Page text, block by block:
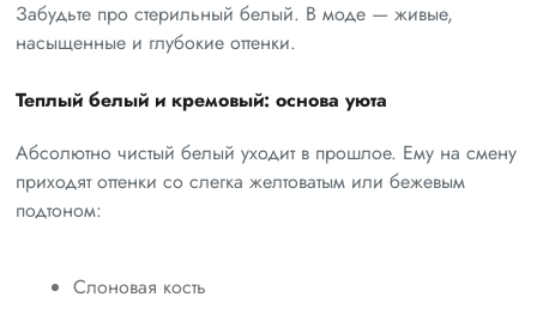
Забудьте про стерильный белый. В моде — живые,
насыщенные и глубокие оттенки.
Теплый белый и кремовый: основа уюта
Абсолютно чистый белый уходит в прошлое. Ему на смену
приходят оттенки со слегка желтоватым или бежевым
подтоном:
Слоновая кость